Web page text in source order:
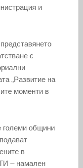
и
с
„Развитие на
моменти в
големи общини
в
– намален